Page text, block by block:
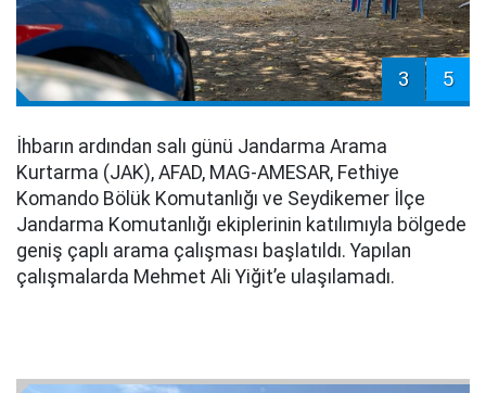
3 5
İhbarın ardından salı günü Jandarma Arama
Kurtarma (JAK), AFAD, MAG-AMESAR, Fethiye
Komando Bölük Komutanlığı ve Seydikemer İlçe
Jandarma Komutanlığı ekiplerinin katılımıyla bölgede
geniş çaplı arama çalışması başlatıldı. Yapılan
çalışmalarda Mehmet Ali Yiğit’e ulaşılamadı.